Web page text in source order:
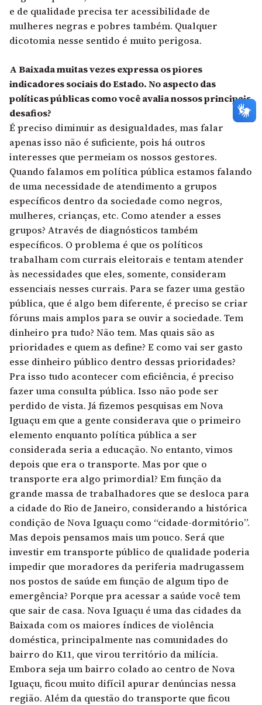
e de qualidade precisa ter acessibilidade de
mulheres negras e pobres também. Qualquer
dicotomia nesse sentido é muito perigosa.
A Baixada muitas vezes expressa os piores
indicadores sociais do Estado. No aspecto das
políticas públicas como você avalia nossos principais
desafios?
É preciso diminuir as desigualdades, mas falar
apenas isso não é suficiente, pois há outros
interesses que permeiam os nossos gestores.
Quando falamos em política pública estamos falando
de uma necessidade de atendimento a grupos
específicos dentro da sociedade como negros,
mulheres, crianças, etc. Como atender a esses
grupos? Através de diagnósticos também
específicos. O problema é que os políticos
trabalham com currais eleitorais e tentam atender
às necessidades que eles, somente, consideram
essenciais nesses currais. Para se fazer uma gestão
pública, que é algo bem diferente, é preciso se criar
fóruns mais amplos para se ouvir a sociedade. Tem
dinheiro pra tudo? Não tem. Mas quais são as
prioridades e quem as define? E como vai ser gasto
esse dinheiro público dentro dessas prioridades?
Pra isso tudo acontecer com eficiência, é preciso
fazer uma consulta pública. Isso não pode ser
perdido de vista. Já fizemos pesquisas em Nova
Iguaçu em que a gente considerava que o primeiro
elemento enquanto política pública a ser
considerada seria a educação. No entanto, vimos
depois que era o transporte. Mas por que o
transporte era algo primordial? Em função da
grande massa de trabalhadores que se desloca para
a cidade do Rio de Janeiro, considerando a histórica
condição de Nova Iguaçu como “cidade-dormitório”.
Mas depois pensamos mais um pouco. Será que
investir em transporte público de qualidade poderia
impedir que moradores da periferia madrugassem
nos postos de saúde em função de algum tipo de
emergência? Porque pra acessar a saúde você tem
que sair de casa. Nova Iguaçu é uma das cidades da
Baixada com os maiores índices de violência
doméstica, principalmente nas comunidades do
bairro do K11, que virou território da milícia.
Embora seja um bairro colado ao centro de Nova
Iguaçu, ficou muito difícil apurar denúncias nessa
região. Além da questão do transporte que ficou